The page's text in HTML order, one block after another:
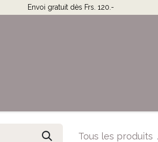
Envoi gratuit dès Frs. 120.-
Tous les produits